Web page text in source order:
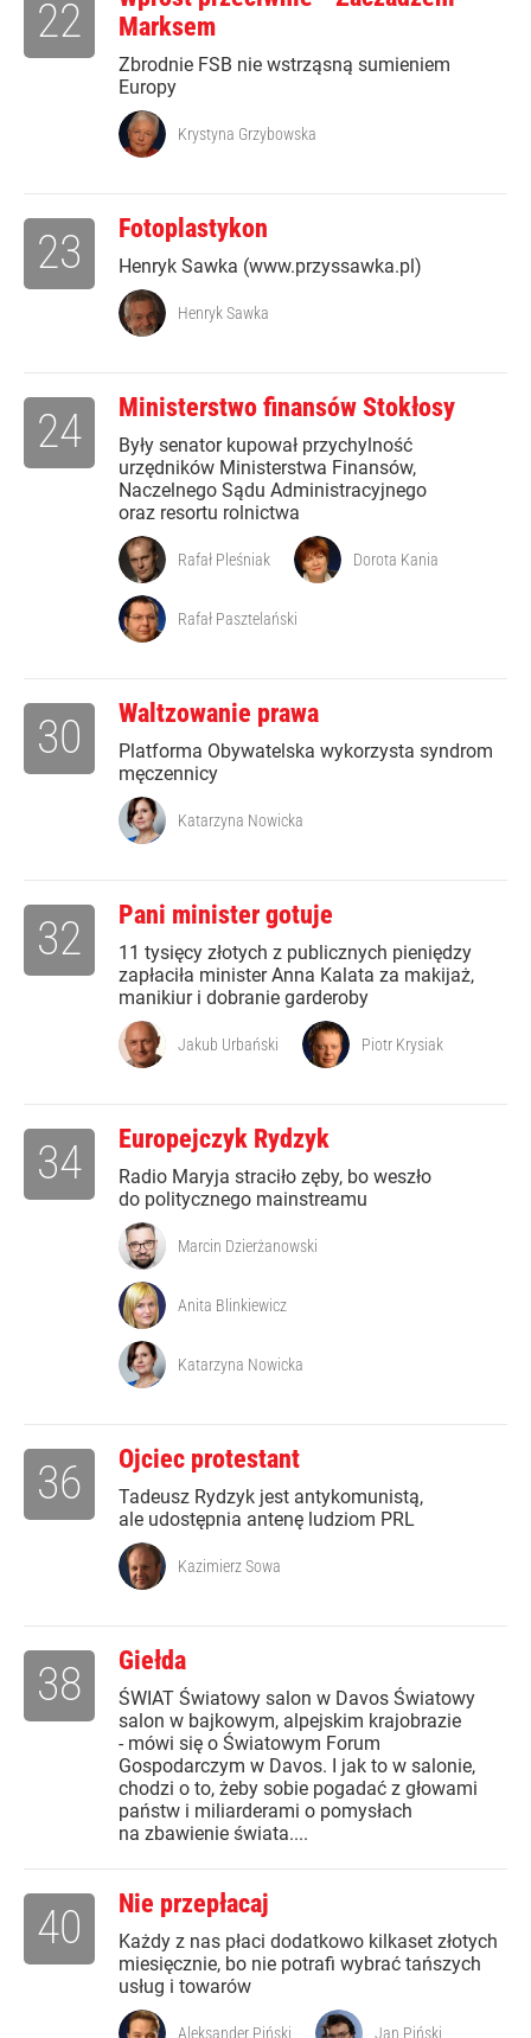
Marksem
Zbrodnie FSB nie wstrząsną sumieniem
Europy
22
Krystyna Grzybowska
Fotoplastykon
Henryk Sawka (www.przyssawka.pl)
23
Henryk Sawka
Ministerstwo finansów Stokłosy
Były senator kupował przychylność
urzędników Ministerstwa Finansów,
Naczelnego Sądu Administracyjnego
oraz resortu rolnictwa
24
Rafał Pleśniak Dorota Kania
Rafał Pasztelański
Waltzowanie prawa
Platforma Obywatelska wykorzysta syndrom
męczennicy
30
Katarzyna Nowicka
Pani minister gotuje
11 tysięcy złotych z publicznych pieniędzy
zapłaciła minister Anna Kalata za makijaż,
manikiur i dobranie garderoby
32
Jakub Urbański Piotr Krysiak
Europejczyk Rydzyk
Radio Maryja straciło zęby, bo weszło
do politycznego mainstreamu
34
Marcin Dzierżanowski
Anita Blinkiewicz
Katarzyna Nowicka
Ojciec protestant
Tadeusz Rydzyk jest antykomunistą,
ale udostępnia antenę ludziom PRL
36
Kazimierz Sowa
Giełda
ŚWIAT Światowy salon w Davos Światowy
salon w bajkowym, alpejskim krajobrazie
- mówi się o Światowym Forum
Gospodarczym w Davos. I jak to w salonie,
chodzi o to, żeby sobie pogadać z głowami
państw i miliarderami o pomysłach
na zbawienie świata....
38
Nie przepłacaj
Każdy z nas płaci dodatkowo kilkaset złotych
miesięcznie, bo nie potrafi wybrać tańszych
usług i towarów
40
Aleksander Piński Jan Piński